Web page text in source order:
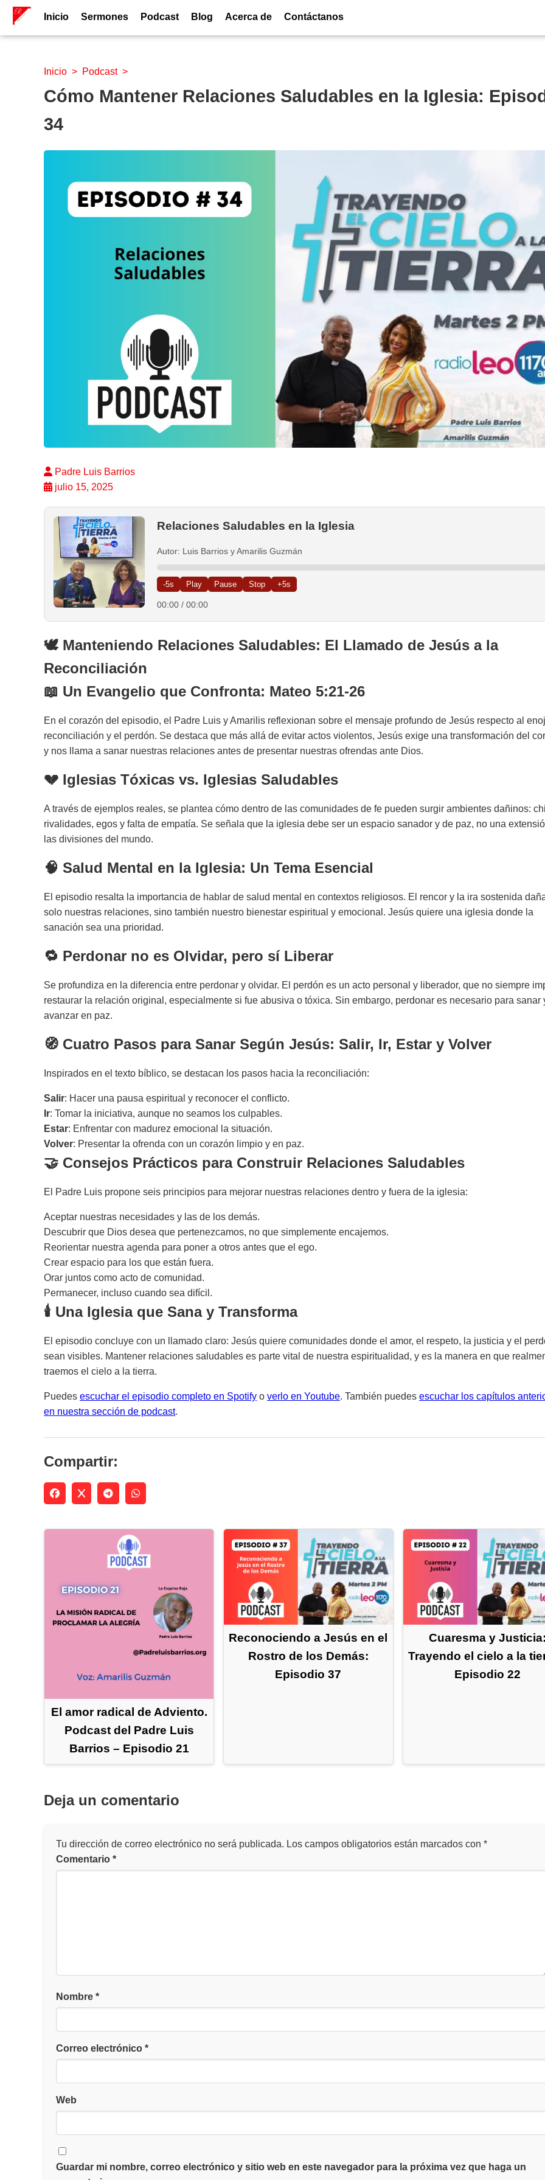
Inicio Sermones Podcast Blog Acerca de Contáctanos
Inicio > Podcast>
Cómo Mantener Relaciones Saludables en la Iglesia:
34
Padre Luis Barrios
julio 15, 2025
Relaciones Saludables en la Iglesia
Autor: Luis Barrios y Amarilis Guzmán
-5s Play Pause Stop +5s
00:00 / 00:00
🕊️ Manteniendo Relaciones Saludables: El Llamado de Jesús a la
Reconciliación
📖 Un Evangelio que Confronta: Mateo 5:21-26
En el corazón del episodio, el Padre Luis y Amarilis reflexionan sobre el mensaje profundo de Jesús respecto al
reconciliación y el perdón. Se destaca que más allá de evitar actos violentos, Jesús exige una transformación del
y nos llama a sanar nuestras relaciones antes de presentar nuestras ofrendas ante Dios.
💔 Iglesias Tóxicas vs. Iglesias Saludables
A través de ejemplos reales, se plantea cómo dentro de las comunidades de fe pueden surgir ambientes dañinos:
rivalidades, egos y falta de empatía. Se señala que la iglesia debe ser un espacio sanador y de paz, no una
las divisiones del mundo.
🧠 Salud Mental en la Iglesia: Un Tema Esencial
El episodio resalta la importancia de hablar de salud mental en contextos religiosos. El rencor y la ira sostenida
solo nuestras relaciones, sino también nuestro bienestar espiritual y emocional. Jesús quiere una iglesia donde la
sanación sea una prioridad.
🔁 Perdonar no es Olvidar, pero sí Liberar
Se profundiza en la diferencia entre perdonar y olvidar. El perdón es un acto personal y liberador, que no siempre
restaurar la relación original, especialmente si fue abusiva o tóxica. Sin embargo, perdonar es necesario para sanar
avanzar en paz.
🧭 Cuatro Pasos para Sanar Según Jesús: Salir, Ir, Estar y Volver
Inspirados en el texto bíblico, se destacan los pasos hacia la reconciliación:
Salir: Hacer una pausa espiritual y reconocer el conflicto.
Ir: Tomar la iniciativa, aunque no seamos los culpables.
Estar: Enfrentar con madurez emocional la situación.
Volver: Presentar la ofrenda con un corazón limpio y en paz.
🤝 Consejos Prácticos para Construir Relaciones Saludables
El Padre Luis propone seis principios para mejorar nuestras relaciones dentro y fuera de la iglesia:
Aceptar nuestras necesidades y las de los demás.
Descubrir que Dios desea que pertenezcamos, no que simplemente encajemos.
Reorientar nuestra agenda para poner a otros antes que el ego.
Crear espacio para los que están fuera.
Orar juntos como acto de comunidad.
Permanecer, incluso cuando sea difícil.
🕯️ Una Iglesia que Sana y Transforma
El episodio concluye con un llamado claro: Jesús quiere comunidades donde el amor, el respeto, la justicia y el
sean visibles. Mantener relaciones saludables es parte vital de nuestra espiritualidad, y es la manera en que
traemos el cielo a la tierra.
Puedes escuchar el episodio completo en Spotify o verlo en Youtube. También puedes escuchar los capítulos
en nuestra sección de podcast.
Compartir:
El amor radical de Adviento.
Podcast del Padre Luis
Barrios – Episodio 21
Reconociendo a Jesús en el
Rostro de los Demás:
Episodio 37
Cuaresma y
Trayendo el cielo a la
Episodio 22
Deja un comentario
Tu dirección de correo electrónico no será publicada. Los campos obligatorios están marcados con *
Comentario *
Nombre *
Correo electrónico *
Web
Guardar mi nombre, correo electrónico y sitio web en este navegador para la próxima vez que haga un